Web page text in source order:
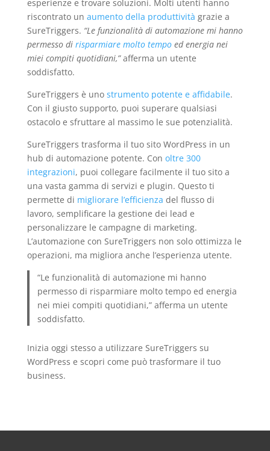
esperienze e trovare soluzioni. Molti utenti hanno
riscontrato un aumento della produttività grazie a
SureTriggers. “Le funzionalità di automazione mi hanno
permesso di risparmiare molto tempoed energia nei
miei compiti quotidiani,”afferma un utente
soddisfatto.
SureTriggers è uno strumento potente e affidabile.
Con il giusto supporto, puoi superare qualsiasi
ostacolo e sfruttare al massimo le sue potenzialità.
SureTriggers trasforma il tuo sito WordPress in un
hub di automazione potente. Con oltre 300
integrazioni, puoi collegare facilmente il tuo sito a
una vasta gamma di servizi e plugin. Questo ti
permette di migliorare l’efficienza del flusso di
lavoro, semplificare la gestione dei lead e
personalizzare le campagne di marketing.
L’automazione con SureTriggers non solo ottimizza le
operazioni, ma migliora anche l’esperienza utente.
“Le funzionalità di automazione mi hanno
permesso di risparmiare molto tempo ed energia
nei miei compiti quotidiani,” afferma un utente
soddisfatto.
Inizia oggi stesso a utilizzare SureTriggers su
WordPress e scopri come può trasformare il tuo
business.